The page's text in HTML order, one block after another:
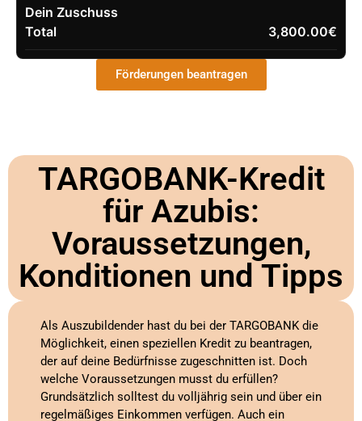
Dein Zuschuss
Total
3,800.00€
Förderungen beantragen
TARGOBANK-Kredit
für Azubis:
Voraussetzungen,
Konditionen und Tipps
Als Auszubildender hast du bei der TARGOBANK die
Möglichkeit, einen speziellen Kredit zu beantragen,
der auf deine Bedürfnisse zugeschnitten ist. Doch
welche Voraussetzungen musst du erfüllen?
Grundsätzlich solltest du volljährig sein und über ein
regelmäßiges Einkommen verfügen. Auch ein